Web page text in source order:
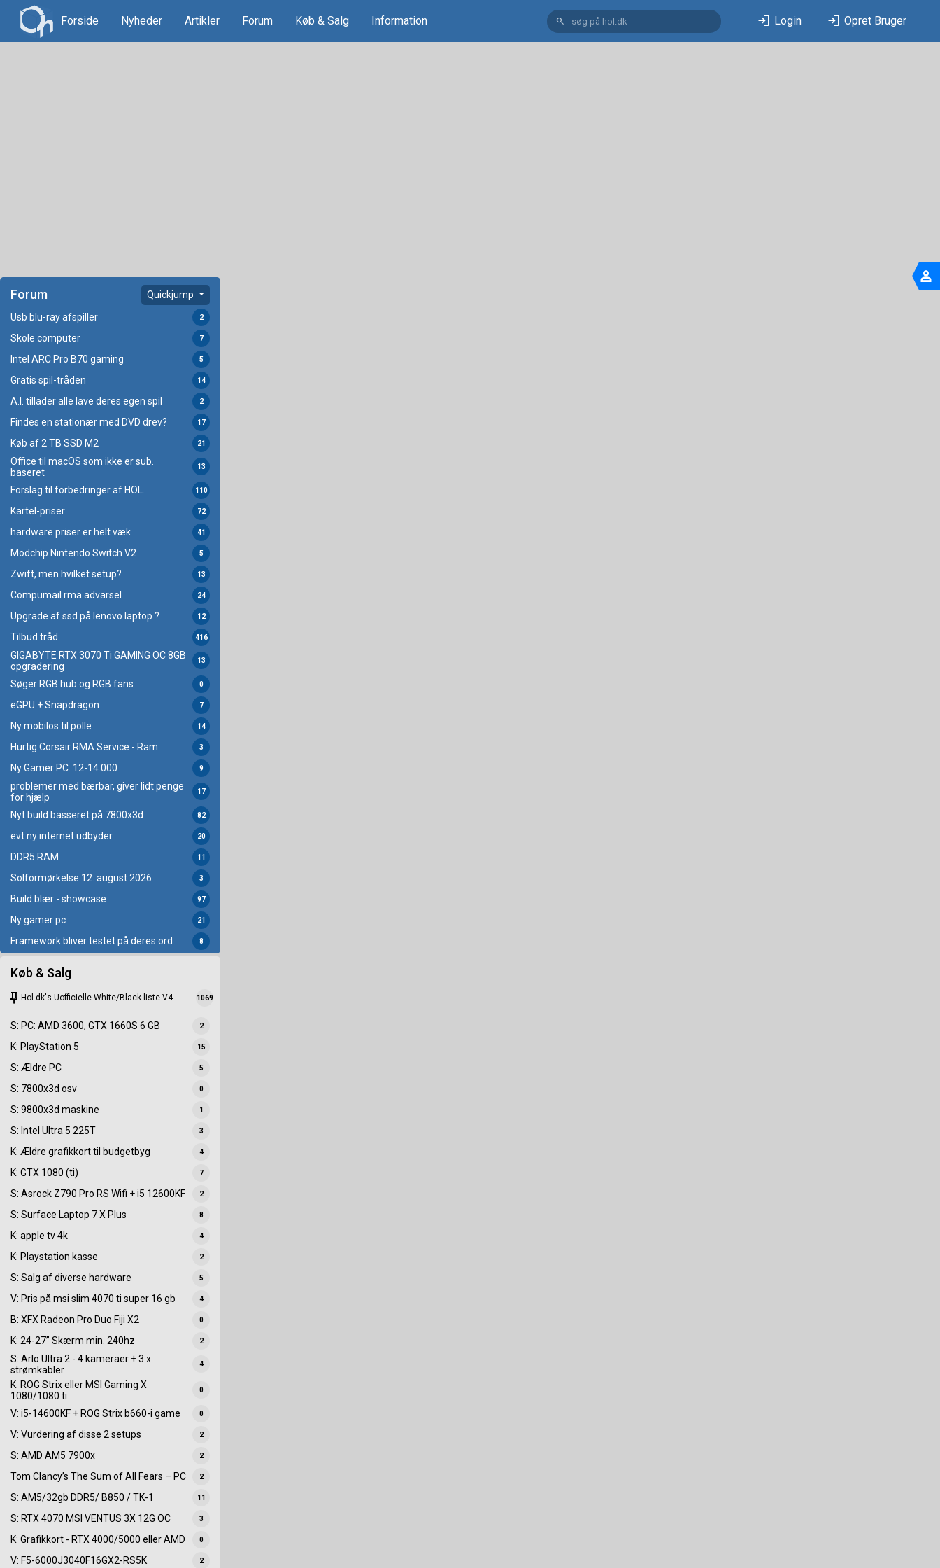
Forside Nyheder Artikler Forum Køb & Salg Information search login Login login Opret Bruger
Forum Quickjump
Usb blu-ray afspiller 2
Skole computer 7
Intel ARC Pro B70 gaming 5
Gratis spil-tråden 14
A.I. tillader alle lave deres egen spil 2
Findes en stationær med DVD drev? 17
Køb af 2 TB SSD M2 21
Office til macOS som ikke er sub.
baseret
13
Forslag til forbedringer af HOL. 110
Kartel-priser 72
hardware priser er helt væk 41
Modchip Nintendo Switch V2 5
Zwift, men hvilket setup? 13
Compumail rma advarsel 24
Upgrade af ssd på lenovo laptop ? 12
Tilbud tråd 416
GIGABYTE RTX 3070 Ti GAMING OC 8GB
opgradering
13
Søger RGB hub og RGB fans 0
eGPU + Snapdragon 7
Ny mobilos til polle 14
Hurtig Corsair RMA Service - Ram 3
Ny Gamer PC. 12-14.000 9
problemer med bærbar, giver lidt penge
for hjælp
17
Nyt build basseret på 7800x3d 82
evt ny internet udbyder 20
DDR5 RAM 11
Solformørkelse 12. august 2026 3
Build blær - showcase 97
Ny gamer pc 21
Framework bliver testet på deres ord 8
Køb & Salg
keep Hol.dk's Uofficielle White/Black liste V4 1069
S: PC: AMD 3600, GTX 1660S 6 GB 2
K: PlayStation 5 15
S: Ældre PC 5
S: 7800x3d osv 0
S: 9800x3d maskine 1
S: Intel Ultra 5 225T 3
K: Ældre grafikkort til budgetbyg 4
K: GTX 1080 (ti) 7
S: Asrock Z790 Pro RS Wifi + i5 12600KF 2
S: Surface Laptop 7 X Plus 8
K: apple tv 4k 4
K: Playstation kasse 2
S: Salg af diverse hardware 5
V: Pris på msi slim 4070 ti super 16 gb 4
B: XFX Radeon Pro Duo Fiji X2 0
K: 24-27” Skærm min. 240hz 2
S: Arlo Ultra 2 - 4 kameraer + 3 x
strømkabler
4
K: ROG Strix eller MSI Gaming X
1080/1080 ti
0
V: i5-14600KF + ROG Strix b660-i game 0
V: Vurdering af disse 2 setups 2
S: AMD AM5 7900x 2
Tom Clancy’s The Sum of All Fears – PC 2
S: AM5/32gb DDR5/ B850 / TK-1 11
S: RTX 4070 MSI VENTUS 3X 12G OC 3
K: Grafikkort - RTX 4000/5000 eller AMD 0
V: F5-6000J3040F16GX2-RS5K 2
person